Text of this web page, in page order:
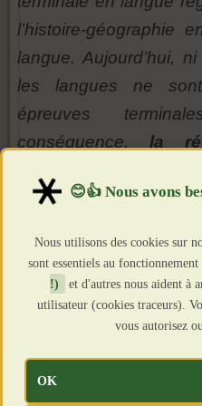
l’histoire-géographie
langue. Aujourd’hui,
les langues ne
épreuves
conséquence, la
cultures régionales .
étrangères et
pour plusieurs
du lycée a
langues vivantes
Nous utilisons des cookies sur
sont essentiels au
!)
et d'autres nous aident à
utilisateur (cookies traceurs).
vous autorisez
OK